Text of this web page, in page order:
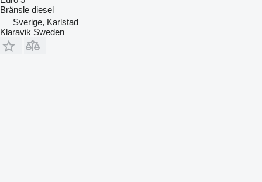
Bränsle diesel
Sverige, Karlstad
Klaravik Sweden